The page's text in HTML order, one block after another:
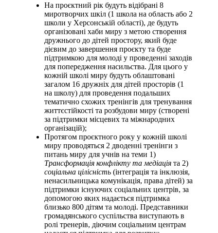
На проєктний рік будуть відібрані 8
миротворчих шкіл (1 школа на область або 2
школи у Херсонській області), де будуть
організовані хаби миру з метою створення
дружнього до дітей простору, який буде
дієвим до завершення проєкту та буде
підтримкою для молоді у проведенні заходів
для попередження насильства. Для цього у
кожній школі миру будуть облаштовані
загалом 16 дружніх для дітей просторів (1
на школу) для проведення подальших
тематично схожих тренінгів для тренування
життєстійкості та розбудови миру (створені
за підтримки місцевих та міжнародних
організацій);
Протягом проєктного року у кожній школі
миру проводяться 2 дводенні тренінги з
питань миру для учнів на теми 1)
Трансформація конфлікту та медіація та 2)
соціальна цілісність (інтеграція та інклюзія,
ненасильницька комунікація, права дітей) за
підтримки існуючих соціальних центрів, за
допомогою яких надається підтримка
близько 800 дітям та молоді. Представники
громадянського суспільства виступають в
ролі тренерів, діючим соціальним центрам